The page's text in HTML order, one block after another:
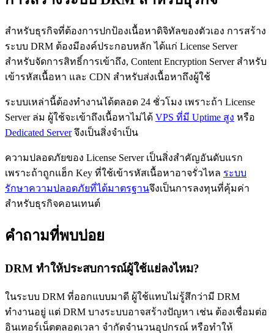
สำหรับธุรกิจที่ต้องการปกป้องเนื้อหาดิจิทัลของตัวเอง การสร้าง
ระบบ DRM ต้องมีองค์ประกอบหลัก ได้แก่ License Server
สำหรับจัดการสิทธิ์การเข้าถึง, Content Encryption Server สำหรับ
เข้ารหัสเนื้อหา และ CDN สำหรับส่งเนื้อหาถึงผู้ใช้
ระบบเหล่านี้ต้องทำงานได้ตลอด 24 ชั่วโมง เพราะถ้า License
Server ล่ม ผู้ใช้จะเข้าถึงเนื้อหาไม่ได้ VPS ที่มี Uptime สูง หรือ
Dedicated Serverจึงเป็นสิ่งจำเป็น
ความปลอดภัยของ License Server เป็นสิ่งสำคัญอันดับแรก
เพราะถ้าถูกแฮ็ก Key ที่ใช้เข้ารหัสเนื้อหาอาจรั่วไหล ระบบ
รักษาความปลอดภัยที่ได้มาตรฐานจึงเป็นการลงทุนที่คุ้มค่า
สำหรับธุรกิจคอนเทนต์
คำถามที่พบบ่อย
DRM ทำให้ประสบการณ์ผู้ใช้แย่ลงไหม?
ในระบบ DRM ที่ออกแบบมาดี ผู้ใช้แทบไม่รู้สึกว่ามี DRM
ทำงานอยู่ แต่ DRM บางระบบอาจสร้างปัญหา เช่น ต้องเชื่อมต่อ
อินเทอร์เน็ตตลอดเวลา จำกัดจำนวนอุปกรณ์ หรือทำให้